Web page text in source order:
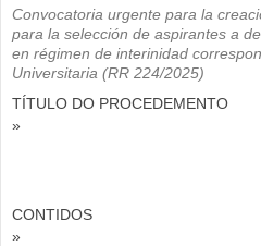
Convocatoria urgente para la
para la selección de aspirantes a
en régimen de interinidad
Universitaria (RR 224/2025)
TÍTULO DO PROCEDEMENTO
»
CONTIDOS
»